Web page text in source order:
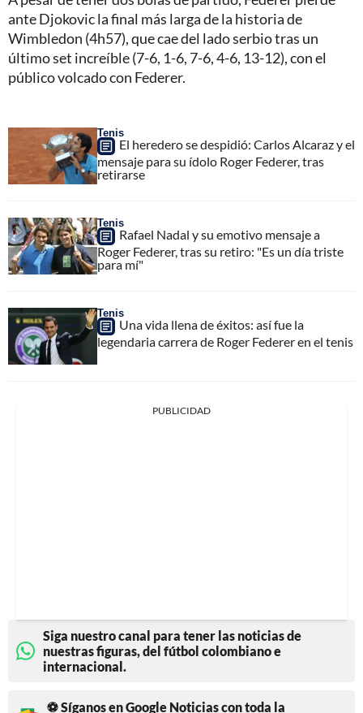
ante Djokovic la final más larga de la historia de
Wimbledon (4h57), que cae del lado serbio tras un
último set increíble (7-6, 1-6, 7-6, 4-6, 13-12), con el
público volcado con Federer.
Tenis
El heredero se despidió: Carlos Alcaraz y el
mensaje para su ídolo Roger Federer, tras
retirarse
Tenis
Rafael Nadal y su emotivo mensaje a
Roger Federer, tras su retiro: "Es un día triste
para mí"
Tenis
Una vida llena de éxitos: así fue la
legendaria carrera de Roger Federer en el tenis
PUBLICIDAD
Siga nuestro canal para tener las noticias de
nuestras figuras, del fútbol colombiano e
internacional.
⚽ Síganos en Google Noticias con toda la